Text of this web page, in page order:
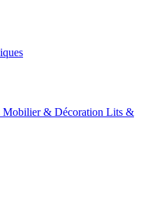
Mobilier & Décoration Lits &